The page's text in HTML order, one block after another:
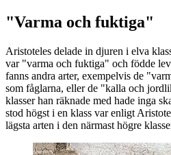
"Varma och fuktiga"
Aristoteles delade in djuren i elva
var "varma och fuktiga" och födde
fanns andra arter, exempelvis de
som fåglarna, eller de "kalla och
klasser han räknade med hade inga
stod högst i en klass var enligt
lägsta arten i den närmast högre